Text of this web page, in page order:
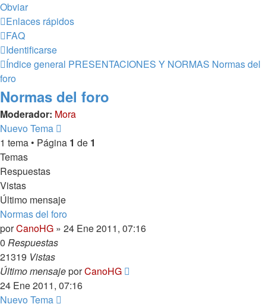
Obviar
Enlaces rápidos
FAQ
Identificarse
Índice general PRESENTACIONES Y NORMAS Normas del
foro
Normas del foro
Moderador: Mora
Nuevo Tema
1 tema • Página 1 de 1
Temas
Respuestas
Vistas
Último mensaje
Normas del foro
porCanoHG » 24 Ene 2011, 07:16
0 Respuestas
21319 Vistas
Último mensajeporCanoHG
24 Ene 2011, 07:16
Nuevo Tema